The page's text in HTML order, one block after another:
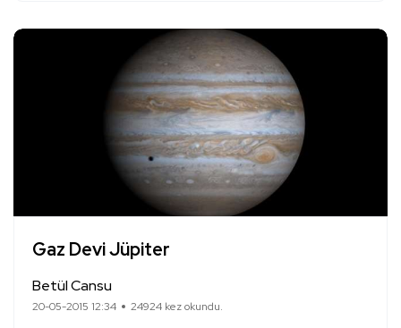
Gaz Devi Jüpiter
Betül Cansu
20-05-2015 12:34 24924 kez okundu.